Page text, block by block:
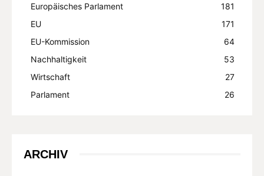
Europäisches Parlament
181
EU
171
EU-Kommission
64
Nachhaltigkeit
53
Wirtschaft
27
Parlament
26
ARCHIV